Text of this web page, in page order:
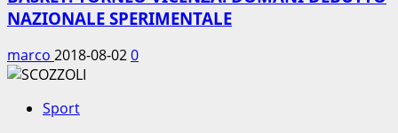
NAZIONALE SPERIMENTALE
marco 2018-08-020
Sport